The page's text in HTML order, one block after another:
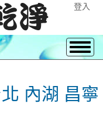
登入
內湖 昌寧